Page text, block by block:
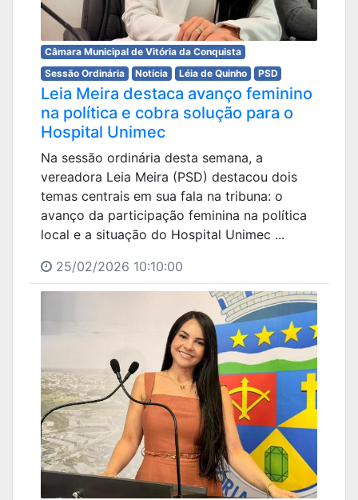
Câmara Municipal de Vitória da Conquista
Sessão Ordinária
Notícia Léia de Quinho PSD
Leia Meira destaca avanço feminino
na política e cobra solução para o
Hospital Unimec
Na sessão ordinária desta semana, a
vereadora Leia Meira (PSD) destacou dois
temas centrais em sua fala na tribuna: o
avanço da participação feminina na política
local e a situação do Hospital Unimec ...
25/02/2026 10:10:00